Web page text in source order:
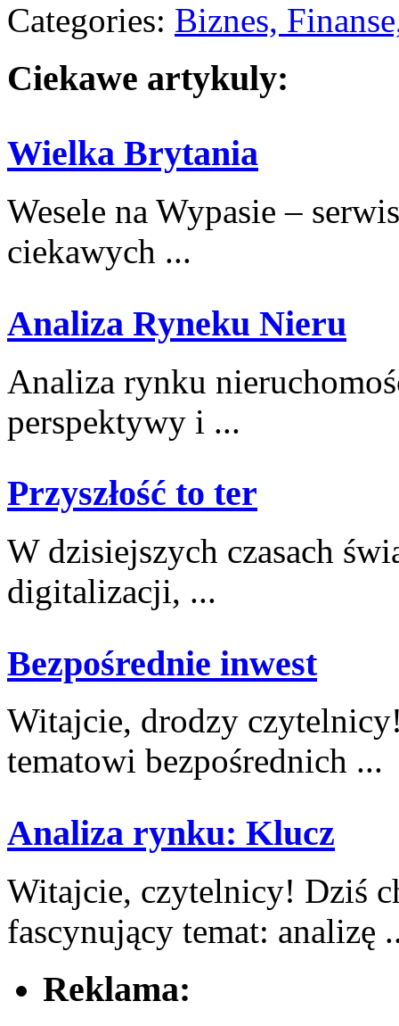
Categories: Biznes,
Ciekawe artykuly:
Wielka Brytania
Wesele na Wypasie –
ciekawych ...
Analiza Ryneku Nieru
Analiza rynku
perspektywy i ...
Przyszłość to ter
W dzisiejszych czasach
digitalizacji, ...
Bezpośrednie inwest
Witajcie, drodzy
tematowi bezpośrednich ...
Analiza rynku: Klucz
Witajcie, ⁣czytelnicy! Dziś
fascynujący temat: analizę
Reklama: